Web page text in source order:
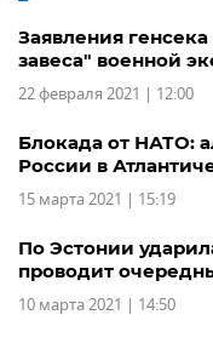
Заявления
завеса" военной
22 февраля 2021 | 12:00
Блокада от НАТО:
России в
15 марта 2021 | 15:19
По Эстонии
проводит
10 марта 2021 | 14:50